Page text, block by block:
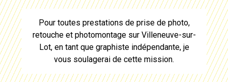
Pour toutes prestations de prise de photo,
retouche et photomontage sur Villeneuve-sur-
Lot, en tant que graphiste indépendante, je
vous soulagerai de cette mission.